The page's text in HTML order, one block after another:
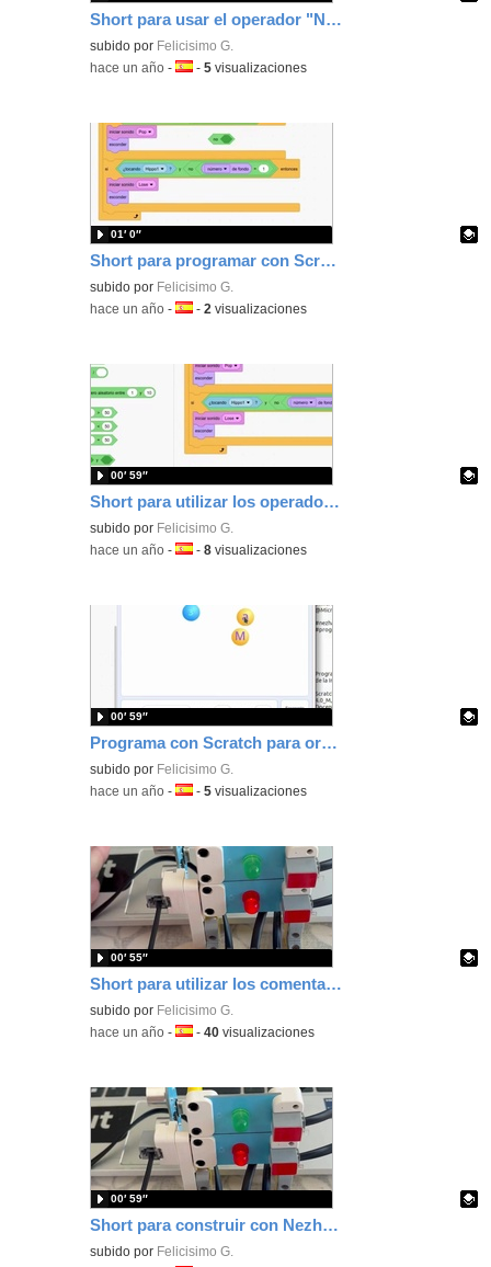
Short para usar el operador "NO" para conocer la posición en el eje Y de un objeto
Contenido educativo.
subido por Felicisimo G.
-hace un año -Idioma:
-5 visualizaciones
Short para programar con Scratch para que se sitúen en posiciones al azar en el escenario sin solaparse.
Contenido educativo.
subido por Felicisimo G.
01′ 0″
-hace un año -Idioma:
-2 visualizaciones
Short para utilizar los operadores "Y" y "NO" de Scratch para organizar conceptos en diferentes categorías
Contenido educativo.
subido por Felicisimo G.
00′ 59″
-hace un año -Idioma:
-8 visualizaciones
Programa con Scratch para organizar en diferentes categorías usando los cursores.
Contenido educativo.
subido por Felicisimo G.
00′ 59″
-hace un año -Idioma:
-5 visualizaciones
Short para utilizar los comentarios cuando programes con MakeCode para hacer recordatorios o ayudar cuando compartas tus programas
Contenido educativo.
subido por Felicisimo G.
00′ 55″
-hace un año -Idioma:
-40 visualizaciones
Short para construir con Nezha, un semáforo programado con MakeCode para tu placa micro:bit
Contenido educativo.
subido por Felicisimo G.
00′ 59″